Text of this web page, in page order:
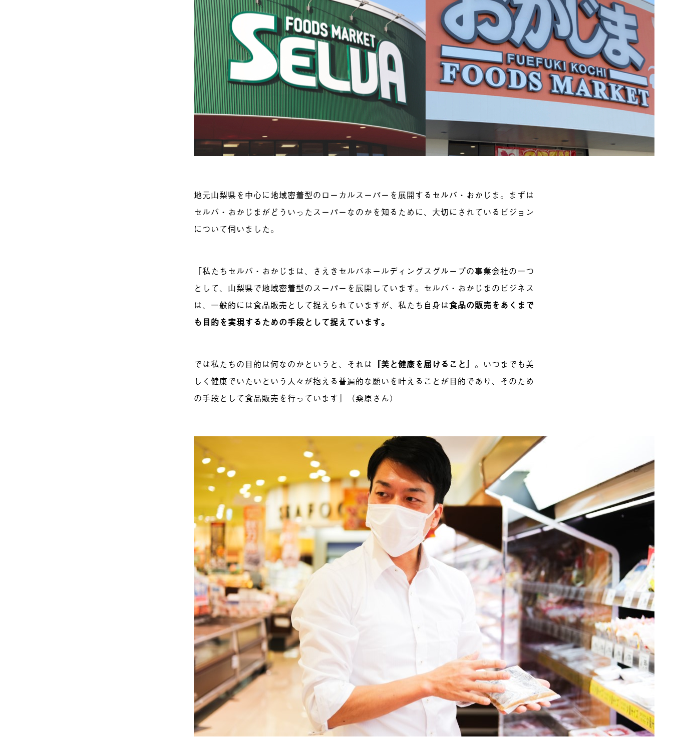
地元山梨県を中心に地域密着型のローカルスーパーを展開するセルバ・おかじま。まずは
セルバ・おかじまがどういったスーパーなのかを知るために、大切にされているビジョン
について伺いました。
「私たちセルバ・おかじまは、さえきセルバホールディングスグループの事業会社の一つ
として、山梨県で地域密着型のスーパーを展開しています。セルバ・おかじまのビジネス
は、一般的には食品販売として捉えられていますが、私たち自身は食品の販売をあくまで
も目的を実現するための手段として捉えています。
では私たちの目的は何なのかというと、それは 『美と健康を届けること』 。いつまでも美
しく健康でいたいという人々が抱える普遍的な願いを叶えることが目的であり、そのため
の手段として食品販売を行っています」（桑原さん）